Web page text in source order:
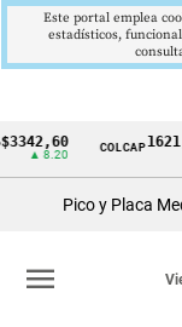
Cintillo
Colombia
COLCAP1621,34
Pico y Placa
menu
Este portal emplea
estadísticos,